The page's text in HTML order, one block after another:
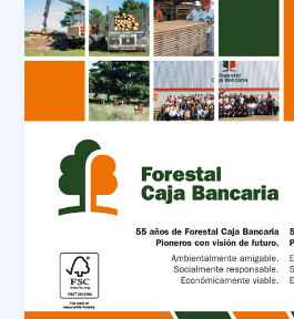
55
años
de
Forestal
Bancaria